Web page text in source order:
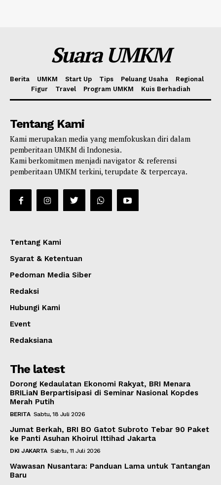
Suara UMKM
Berita UMKM Start Up Tips Peluang Usaha
Regional
Figur
Travel Program UMKM Kuis Berhadiah
Tentang Kami
Kami merupakan media yang memfokuskan diri dalam
pemberitaan UMKM di Indonesia.
Kami berkomitmen menjadi navigator & referensi
pemberitaan UMKM terkini, terupdate & terpercaya.
Tentang Kami
Syarat & Ketentuan
Pedoman Media Siber
Redaksi
Hubungi Kami
Event
Redaksiana
The latest
Dorong Kedaulatan Ekonomi Rakyat, BRI Menara
BRILiaN Berpartisipasi di Seminar Nasional Kopdes
Merah Putih
BERITA Sabtu, 18 Juli 2026
Jumat Berkah, BRI BO Gatot Subroto Tebar 90 Paket
ke Panti Asuhan Khoirul Ittihad Jakarta
DKI JAKARTA Sabtu, 11 Juli 2026
Wawasan Nusantara: Panduan Lama untuk Tantangan
Baru